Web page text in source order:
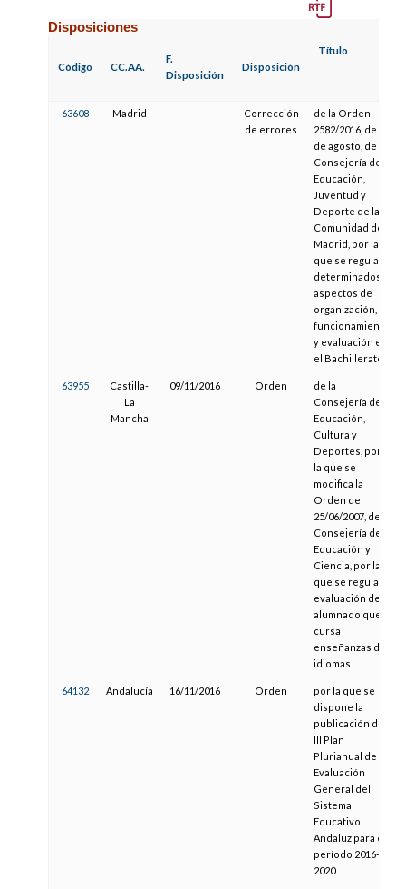
Disposiciones
Código CC.AA.
F.
Disposición
Disposición
Título
63608 Madrid
Corrección
de errores
de la Orden
2582/2016, de 17
de agosto, de la
Consejería de
Educación,
Juventud y
Deporte de la
Comunidad de
Madrid, por la
que se regulan
determinados
aspectos de
organización,
funcionamiento
y evaluación en
el Bachillerato
63955
Castilla-
La
Mancha
09/11/2016 Orden
de la
Consejería de
Educación,
Cultura y
Deportes, por
la que se
modifica la
Orden de
25/06/2007, de la
Consejería de
Educación y
Ciencia, por la
que se regula la
evaluación del
alumnado que
cursa
enseñanzas de
idiomas
64132 Andalucía 16/11/2016 Orden
por la que se
dispone la
publicación del
III Plan
Plurianual de
Evaluación
General del
Sistema
Educativo
Andaluz para el
período 2016-
2020